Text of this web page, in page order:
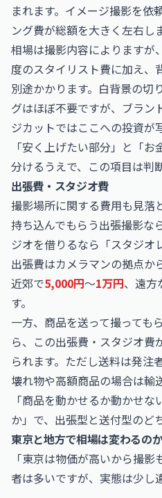
まれます。イメージ撮影を依
ング費が総額を大きく左右し
相場は撮影内容によりますが
度のスタイリスト費に加え、
別途かかります。白背景の切
グはほぼ不要ですが、ブラン
ジカットではここへの投資が
「安く上げたい部分」と「
分けるうえで、この項目は判
出張費・スタジオ費
撮影場所に関する費用も見落
持ち込んでもらう出張撮影な
ジオを借りるなら「スタジオ
出張費はカメラマンの拠点か
近郊で5,000円〜1万円、遠方
す。
一方、商品を送って撮っても
ら、この出張費・スタジオ費
られます。ただし送料は発注
壊れ物や高額商品の場合は輸
「商品を動かせるか動かせ
か」で、出張型と送付型のど
東京と地方で相場は変わるの
「東京は物価が高いから撮
者は多いですが、実態は少し